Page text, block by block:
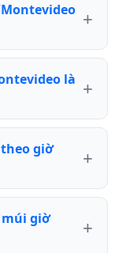
là
giờ
giờ